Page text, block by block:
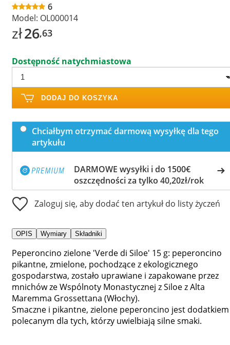
6
Model: OL000014
zł26,63
Dostępność natychmiastowa
DODAJ DO KOSZYKA
Chciałbym otrzymać darmową wysyłkę dla tego
artykułu
DARMOWE wysyłki i do 1500€
oszczędności za tylko 40,20zł/rok
Zaloguj się, aby dodać ten artykuł do listy życzeń
OPIS Wymiary Składniki
Peperoncino zielone 'Verde di Siloe' 15 g: peperoncino
pikantne, zmielone, pochodzące z ekologicznego
gospodarstwa, zostało uprawiane i zapakowane przez
mnichów ze Wspólnoty Monastycznej z Siloe z Alta
Maremma Grossettana (Włochy).
Smaczne i pikantne, zielone peperoncino jest dodatkiem
polecanym dla tych, którzy uwielbiają silne smaki.